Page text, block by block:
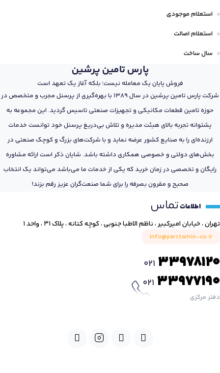
استعلام موجودی
استعلام اصالت
سال ساخت
پارس تامین پرشین
فروش پایان یک معامله نیست؛ بلکه آغاز یک تعهد است
شرکت پارس تامین پرشین در سال 1389 با بهره‌گیری از پرسنل مجرب و متخصص در
حوزه تامین قطعات مکانیکی و تجهیزات صنعتی تاسیس گردید. این مجموعه به
پشتوانه تجربه بالای هیئت مدیره و تلاش بی‌دریغ پرسنل خود توانست خدمات
ارزنده‌ای را به صنایع کشور عرضه نماید و با شرکت‌های بزرگ و کوچک صنعتی در
بخش‌های دولتی و خصوصی همکاری داشته باشد. شایان ذکر است ارائه مشاوره
رایگان و تخصصی در زمان خرید که یکی از خدمات ما می‌باشد می‌تواند یک انتخاب
صحیح و مقرون بصرفه را برای شما صنعت‌گران عزیز رقم بزند!
اطلاعاتتماس
تهران ، خیابان امیرکبیر ، ناظم الاطبا جنوبی ، کوچه کتانه ، پلاک ۳۱ ، واحد ۱
info@parstamin-co.ir
021 33978120
021 33977190
دفتر مرکزی